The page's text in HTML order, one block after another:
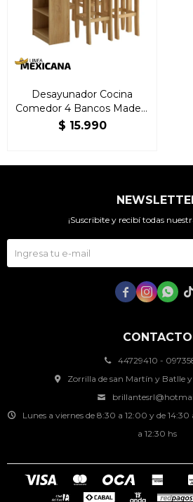
Desayunador Cocina
Comedor 4 Bancos Madera
Natural
$ 15.990
CONTACTO
44729410 -
Zorrilla de san Martín y Batlle
Lunes a viernes de 8:30 a 12:00 y de
a 12:30 hs
¡Suscribite y recibí todas
   